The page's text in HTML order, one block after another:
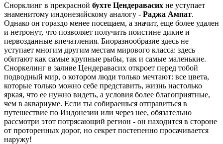
Снорклинг в прекрасной бухте Цендеравасих не уступает
знаменитому индонезийскому аналогу - Раджа Ампат.
Однако он гораздо менее посещаем, а значит, еще более удален
и нетронут, что позволяет получить поистине дикие и
первозданные впечатления. Биоразнообразие здесь не
уступает многим другим местам мирового класса: здесь
обитают как самые крупные рыбы, так и самые маленькие.
Сноркелинг в заливе Цендеравасих откроет перед тобой
подводный мир, о котором люди только мечтают: все цвета,
которые только можно себе представить, жизнь настолько
яркая, что ее нужно видеть, а условия более благоприятные,
чем в аквариуме. Если ты собираешься отправиться в
путешествие по Индонезии или через нее, обязательно
рассмотри этот потрясающий регион - он находится в стороне
от проторенных дорог, но секрет постепенно просачивается
наружу!